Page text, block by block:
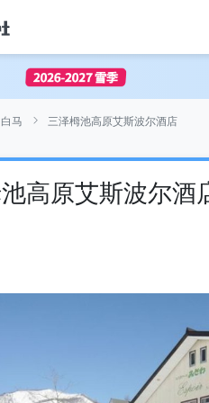
白马 三泽栂池高原艾斯波尔酒店
高原艾斯波尔酒